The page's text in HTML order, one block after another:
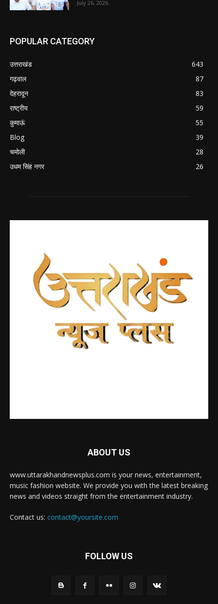
July 26, 2026
POPULAR CATEGORY
उत्तराखंड
643
गढ़वाल
87
देहरादून
83
राष्ट्रीय
59
कुमाऊं
55
Blog
39
चमोली
28
उधम सिंह नगर
26
ABOUT US
www.uttarakhandnewsplus.com is your news, entertainment,
music fashion website. We provide you with the latest breaking
news and videos straight from the entertainment industry.
Contact us: contact@yoursite.com
FOLLOW US